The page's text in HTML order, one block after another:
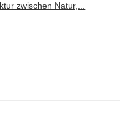
zwischen Natur,...